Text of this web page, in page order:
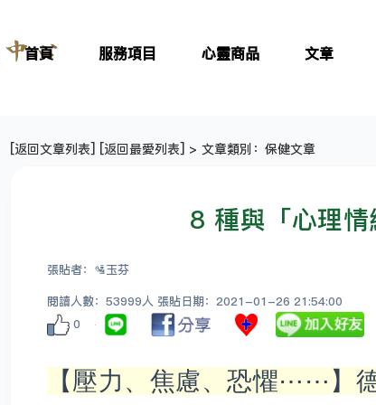
首頁 服務項目 心靈商品 文章
[返回文章列表] [返回最愛列表] > 文章類別：保健文章
8 種與「心理
張貼者：🛂玉芬
閱讀人數：53999人 張貼日期：2021-01-26 21:54:00
0
【壓力、焦慮、恐懼⋯⋯】